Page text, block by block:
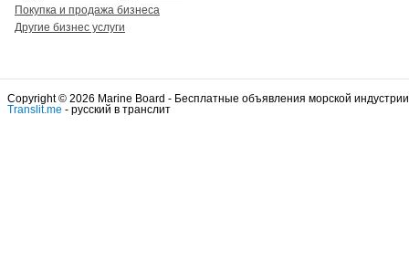
Покупка и продажа бизнеса
Другие бизнес услуги
Copyright © 2026 Marine Board - Бесплатные объявления морской индустрии
Translit.me - русский в транслит